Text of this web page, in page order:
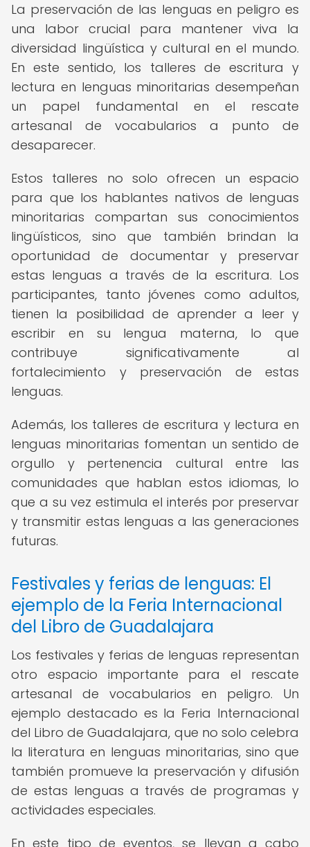
La preservación de las lenguas en peligro es
una labor crucial para mantener viva la
diversidad lingüística y cultural en el mundo.
En este sentido, los talleres de escritura y
lectura en lenguas minoritarias desempeñan
un papel fundamental en el rescate
artesanal de vocabularios a punto de
desaparecer.
Estos talleres no solo ofrecen un espacio
para que los hablantes nativos de lenguas
minoritarias compartan sus conocimientos
lingüísticos, sino que también brindan la
oportunidad de documentar y preservar
estas lenguas a través de la escritura. Los
participantes, tanto jóvenes como adultos,
tienen la posibilidad de aprender a leer y
escribir en su lengua materna, lo que
contribuye significativamente al
fortalecimiento y preservación de estas
lenguas.
Además, los talleres de escritura y lectura en
lenguas minoritarias fomentan un sentido de
orgullo y pertenencia cultural entre las
comunidades que hablan estos idiomas, lo
que a su vez estimula el interés por preservar
y transmitir estas lenguas a las generaciones
futuras.
Festivales y ferias de lenguas: El
ejemplo de la Feria Internacional
del Libro de Guadalajara
Los festivales y ferias de lenguas representan
otro espacio importante para el rescate
artesanal de vocabularios en peligro. Un
ejemplo destacado es la Feria Internacional
del Libro de Guadalajara, que no solo celebra
la literatura en lenguas minoritarias, sino que
también promueve la preservación y difusión
de estas lenguas a través de programas y
actividades especiales.
En este tipo de eventos, se llevan a cabo